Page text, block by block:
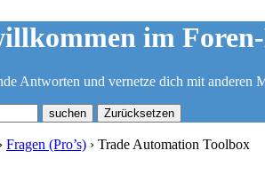
im
Antworten und vernetze dich mit anderen
Zurücksetzen
› Fragen (Pro’s) › Trade Automation Toolbox